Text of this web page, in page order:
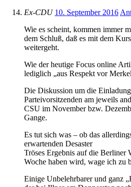
Ex-CDU 10. September 2016
Wie es scheint, kommen immer
dem Schluß, daß es mit dem
weitergeht.
Wie der heutige Focus online
lediglich „aus Respekt vor
Die Diskussion um die
Parteivorsitzenden am jeweils
CSU im November bzw.
Gange.
Es tut sich was – ob das
erwartenden Desaster
Tröses Ergebnis auf die Berliner
Woche haben wird, wage ich zu
Einige Unbelehrbarer und ganz